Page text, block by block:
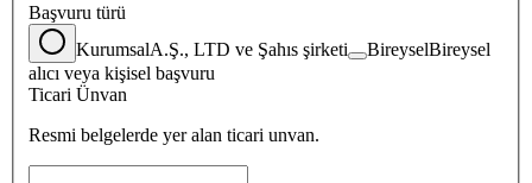
Başvuru türü
KurumsalA.Ş., LTD ve Şahıs şirketi BireyselBireysel
alıcı veya kişisel başvuru
Ticari Ünvan
Resmi belgelerde yer alan ticari unvan.